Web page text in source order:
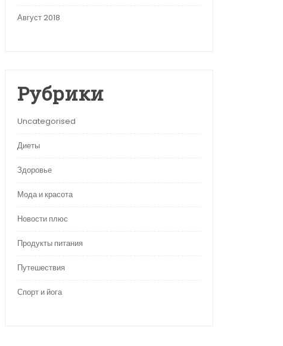
Август 2018
Рубрики
Uncategorised
Диеты
Здоровье
Мода и красота
Новости плюс
Продукты питания
Путешествия
Спорт и йога